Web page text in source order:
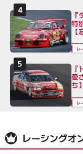
特
レ
愛
ち】
レ
レーシングオ